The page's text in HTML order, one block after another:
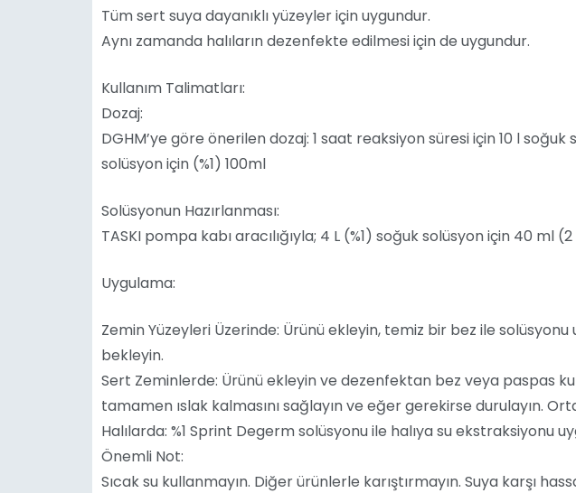
Tüm sert suya dayanıklı yüzeyler için uygundur.
Aynı zamanda halıların dezenfekte edilmesi için de uygundur.
Kullanım Talimatları:
Dozaj:
DGHM’ye göre önerilen dozaj: 1 saat reaksiyon süresi için 10 l
solüsyon için (%1) 100ml
Solüsyonun Hazırlanması:
TASKI pompa kabı aracılığıyla; 4 L (%1) soğuk solüsyon için 40
Uygulama:
Zemin Yüzeyleri Üzerinde: Ürünü ekleyin, temiz bir bez ile
bekleyin.
Sert Zeminlerde: Ürünü ekleyin ve dezenfektan bez veya paspas
tamamen ıslak kalmasını sağlayın ve eğer gerekirse durulayın.
Halılarda: %1 Sprint Degerm solüsyonu ile halıya su ekstraksiyonu
Önemli Not:
Sıcak su kullanmayın. Diğer ürünlerle karıştırmayın. Suya karşı